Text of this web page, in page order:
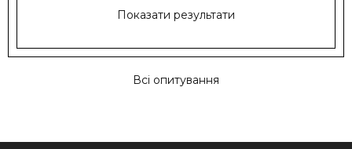
Показати результати
Всі опитування